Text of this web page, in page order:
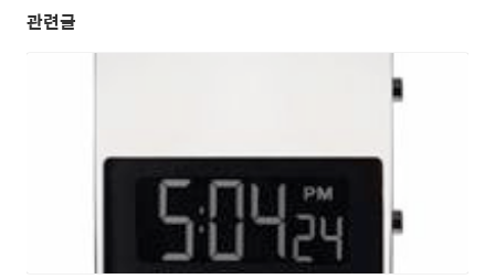
관련글